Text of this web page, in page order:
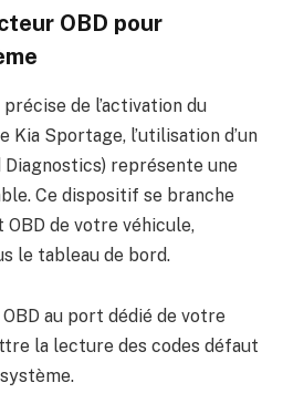
OBD pour
de l’activation du
Sportage, l’utilisation d’un
Diagnostics) représente une
Ce dispositif se branche
de votre véhicule,
le tableau de bord.
au port dédié de votre
la lecture des codes défaut